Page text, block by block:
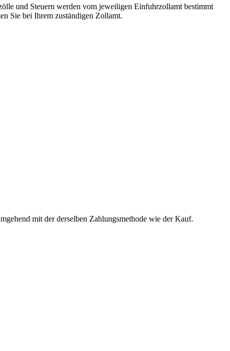
und Steuern werden vom jeweiligen Einfuhrzollamt bestimmt
Sie bei Ihrem zuständigen Zollamt.
mit der derselben Zahlungsmethode wie der Kauf.